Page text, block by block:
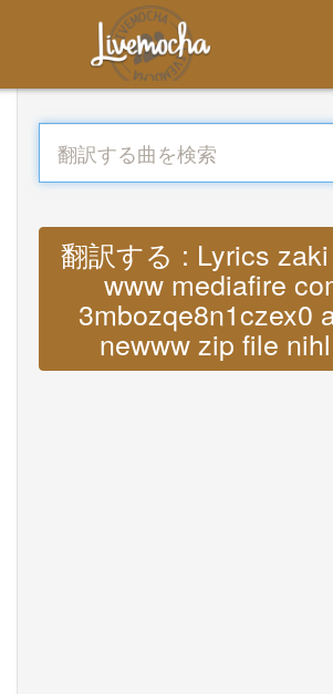
翻訳する : Lyrics
www mediafire
3mbozqe8n1czex0
newww zip file